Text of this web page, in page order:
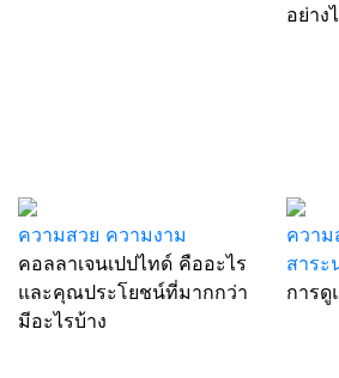
อย่าง
ความสวย ความงาม
คอลลาเจนเปปไทด์ คืออะไร
และคุณประโยชน์ที่มากกว่า
มีอะไรบ้าง
ความ
สาระ
การดู